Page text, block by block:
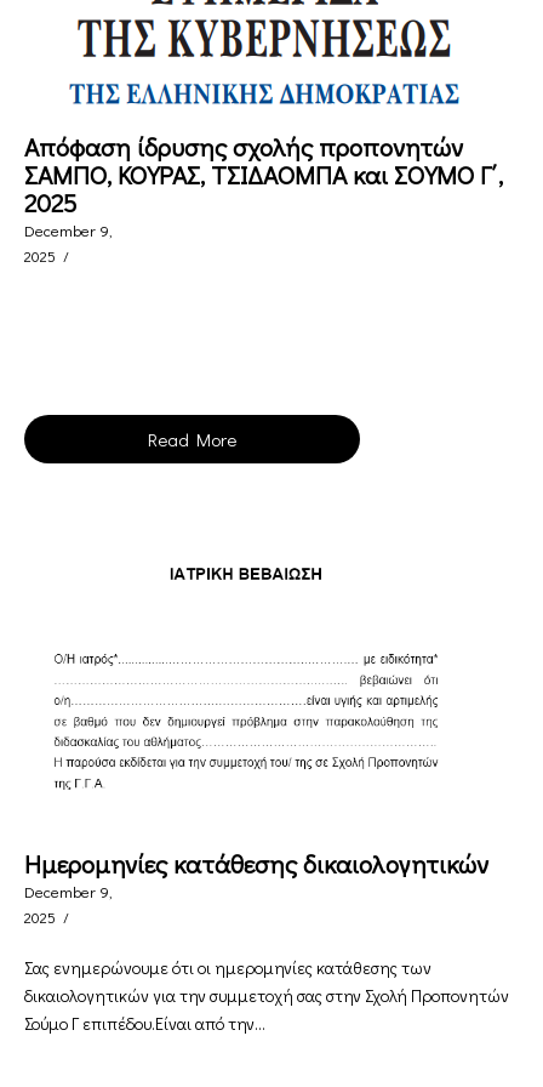
Απόφαση ίδρυσης σχολής προπονητών
ΣΑΜΠΟ, ΚΟΥΡΑΣ, ΤΣΙΔΑΟΜΠΑ και ΣΟΥΜΟ Γ΄,
2025
December 9,
2025 /
Read More
Ημερομηνίες κατάθεσης δικαιολογητικών
December 9,
2025 /
Σας ενημερώνουμε ότι οι ημερομηνίες κατάθεσης των
δικαιολογητικών για την συμμετοχή σας στην Σχολή Προπονητών
Σούμο Γ επιπέδου.Είναι από την...